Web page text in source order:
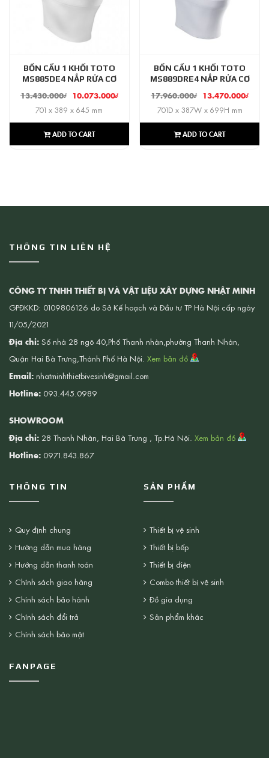
BỒN CẦU 1 KHỐI TOTO
MS885DE4 NẮP RỬA CƠ
13.430.000₫ 10.073.000₫
701 x 389 x 645 mm
ADD TO CART
BỒN CẦU 1 KHỐI TOTO
MS889DRE4 NẮP RỬA CƠ
17.960.000₫ 13.470.000₫
701D x 387W x 699H mm
ADD TO CART
THÔNG TIN LIÊN HỆ
CÔNG TY TNHH THIẾT BỊ VÀ VẬT LIỆU XÂY DỰNG NHẬT MINH
GPĐKKD: 0109806126 do Sở Kế hoạch và Đầu tư TP Hà Nội cấp ngày
11/05/2021
Địa chỉ: Số nhà 28 ngõ 40,Phố Thanh nhàn,phường Thanh Nhàn,
Quận Hai Bà Trưng,Thành Phố Hà Nội. Xem bản đồ
Email: nhatminhthietbivesinh@gmail.com
Hotline: 093.445.0989
SHOWROOM
Địa chỉ: 28 Thanh Nhàn, Hai Bà Trưng , Tp.Hà Nội. Xem bản đồ
Hotline: 0971.843.867
THÔNG TIN
Quy định chung
Hướng dẫn mua hàng
Hướng dẫn thanh toán
Chính sách giao hàng
Chính sách bảo hành
Chính sách đổi trả
Chính sách bảo mật
SẢN PHẨM
Thiết bị vệ sinh
Thiết bị bếp
Thiết bị điện
Combo thiết bị vệ sinh
Đồ gia dụng
Sản phẩm khác
FANPAGE